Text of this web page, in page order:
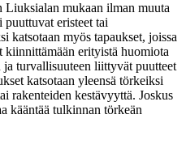
Liuksialan mukaan ilman muuta
eristeet tai
katsotaan myös tapaukset, joissa
kiinnittämään erityistä huomiota
turvallisuuteen liittyvät puutteet
katsotaan yleensä törkeiksi
rakenteiden kestävyyttä. Joskus
kääntää tulkinnan törkeän